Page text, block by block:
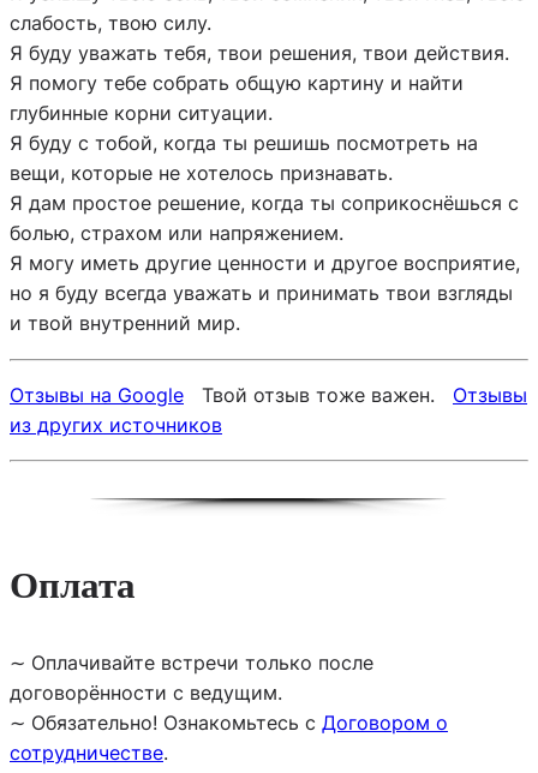
слабость, твою силу.
Я буду уважать тебя, твои решения, твои действия.
Я помогу тебе собрать общую картину и найти
глубинные корни ситуации.
Я буду с тобой, когда ты решишь посмотреть на
вещи, которые не хотелось признавать.
Я дам простое решение, когда ты соприкоснёшься с
болью, страхом или напряжением.
Я могу иметь другие ценности и другое восприятие,
но я буду всегда уважать и принимать твои взгляды
и твой внутренний мир.
Отзывы на Google Твой отзыв тоже важен. Отзывы
из других источников
Оплата
∼ Оплачивайте встречи только после
договорённости с ведущим.
∼ Обязательно! Ознакомьтесь с Договором о
сотрудничестве.